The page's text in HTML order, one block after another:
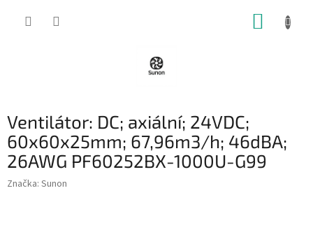
Ventilátor: DC; axiální; 24VDC;
60x60x25mm; 67,96m3/h; 46dBA;
26AWG PF60252BX-1000U-G99
Značka: Sunon